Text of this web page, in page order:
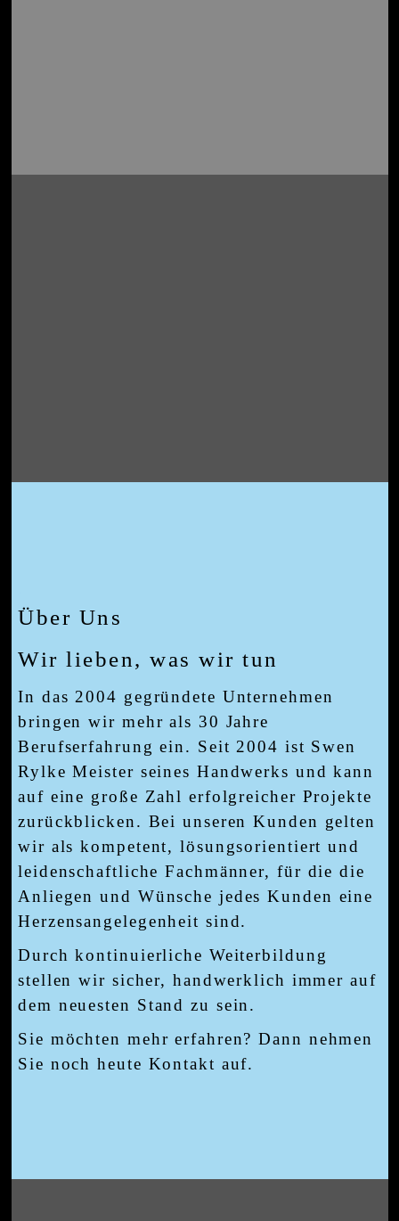
Über Uns
Wir lieben, was wir tun
In das 2004 gegründete Unternehmen
bringen wir mehr als 30 Jahre
Berufserfahrung ein. Seit 2004 ist Swen
Rylke Meister seines Handwerks und kann
auf eine große Zahl erfolgreicher Projekte
zurückblicken. Bei unseren Kunden gelten
wir als kompetent, lösungsorientiert und
leidenschaftliche Fachmänner, für die die
Anliegen und Wünsche jedes Kunden eine
Herzensangelegenheit sind.
Durch kontinuierliche Weiterbildung
stellen wir sicher, handwerklich immer auf
dem neuesten Stand zu sein.
Sie möchten mehr erfahren? Dann nehmen
Sie noch heute Kontakt auf.